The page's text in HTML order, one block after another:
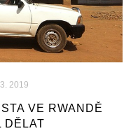
2019
VE RWANDĚ
DĚLAT